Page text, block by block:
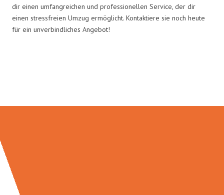
dir einen umfangreichen und professionellen Service, der dir
einen stressfreien Umzug ermöglicht. Kontaktiere sie noch heute
für ein unverbindliches Angebot!